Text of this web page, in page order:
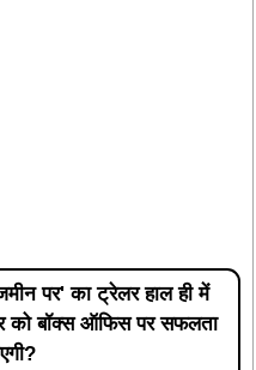
पर' का ट्रेलर हाल ही में
को बॉक्स ऑफिस पर सफलता